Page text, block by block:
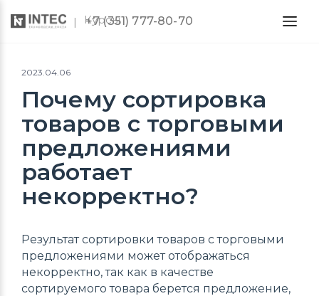
Курсы
+7 (351) 777-80-70
2023.04.06
Почему сортировка
товаров с торговыми
предложениями
работает
некорректно?
Результат сортировки товаров с торговыми
предложениями может отображаться
некорректно, так как в качестве
сортируемого товара берется предложение,